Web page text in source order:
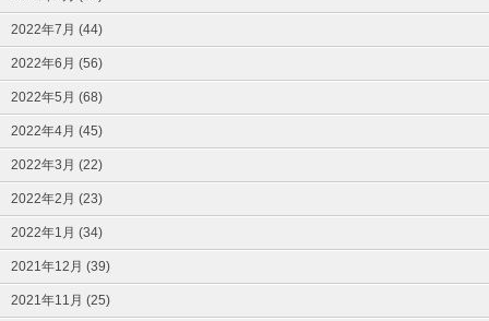
2022年7月 (44)
2022年6月 (56)
2022年5月 (68)
2022年4月 (45)
2022年3月 (22)
2022年2月 (23)
2022年1月 (34)
2021年12月 (39)
2021年11月 (25)